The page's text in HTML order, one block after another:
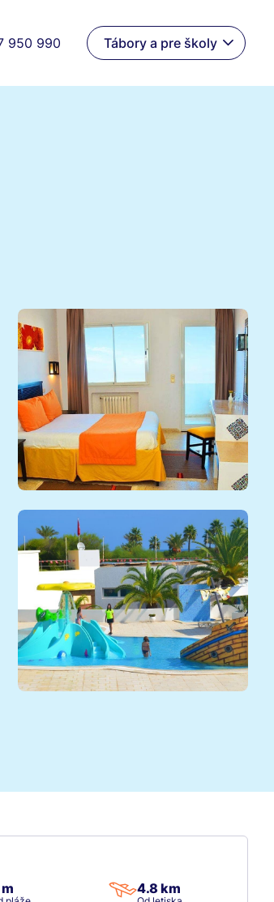
950 990 Tábory a pre školy
4.8 km